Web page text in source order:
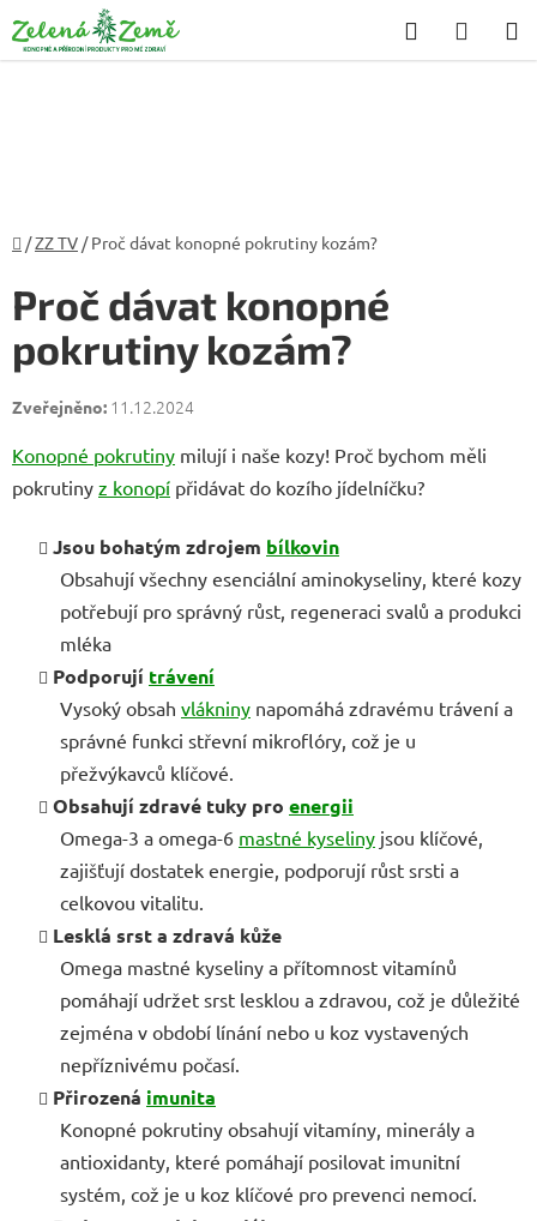
na
obsah
Hledat
KOŠÍK
Domů
/ZZ TV / Proč dávat konopné pokrutiny kozám?
Proč dávat konopné
pokrutiny kozám?
11.12.2024
Konopné pokrutiny milují i naše kozy! Proč bychom měli
pokrutiny z konopí přidávat do kozího jídelníčku?
Jsou bohatým zdrojem bílkovin
Obsahují všechny esenciální aminokyseliny, které kozy
potřebují pro správný růst, regeneraci svalů a produkci
mléka
Podporují trávení
Vysoký obsah vlákniny napomáhá zdravému trávení a
správné funkci střevní mikroflóry, což je u
přežvýkavců klíčové.
Obsahují zdravé tuky pro energii
Omega-3 a omega-6 mastné kyseliny jsou klíčové,
zajišťují dostatek energie, podporují růst srsti a
celkovou vitalitu.
Lesklá srst a zdravá kůže
Omega mastné kyseliny a přítomnost vitamínů
pomáhají udržet srst lesklou a zdravou, což je důležité
zejména v období línání nebo u koz vystavených
nepříznivému počasí.
Přirozená imunita
Konopné pokrutiny obsahují vitamíny, minerály a
antioxidanty, které pomáhají posilovat imunitní
systém, což je u koz klíčové pro prevenci nemocí.